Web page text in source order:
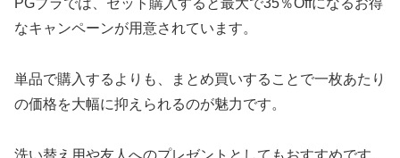
PGブラでは、セット購入すると最大で35％Offになるお得
なキャンペーンが用意されています。
単品で購入するよりも、まとめ買いすることで一枚あたり
の価格を大幅に抑えられるのが魅力です。
洗い替え用や友人へのプレゼントとしてもおすすめです。